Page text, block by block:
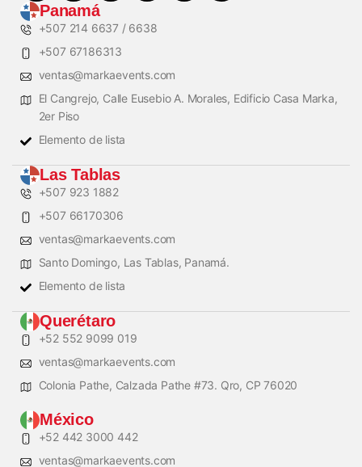
Panamá
+507 214 6637 / 6638
+507 67186313
ventas@markaevents.com
El Cangrejo, Calle Eusebio A. Morales, Edificio Casa Marka,
2er Piso
Elemento de lista
Las Tablas
+507 923 1882
+507 66170306
ventas@markaevents.com
Santo Domingo, Las Tablas, Panamá.
Elemento de lista
Querétaro
+52 552 9099 019
ventas@markaevents.com
Colonia Pathe, Calzada Pathe #73. Qro, CP 76020
México
+52 442 3000 442
ventas@markaevents.com